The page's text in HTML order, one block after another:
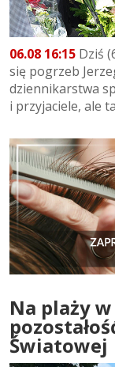
06.08 16:15 Dziś
się pogrzeb
dziennikarstwa
i przyjaciele, ale
Na plaży
Światowej